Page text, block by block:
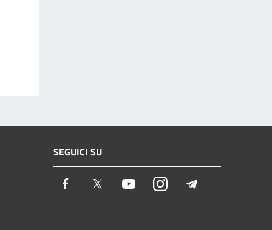
SEGUICI SU
Facebook Twitter YoutubeInstagram